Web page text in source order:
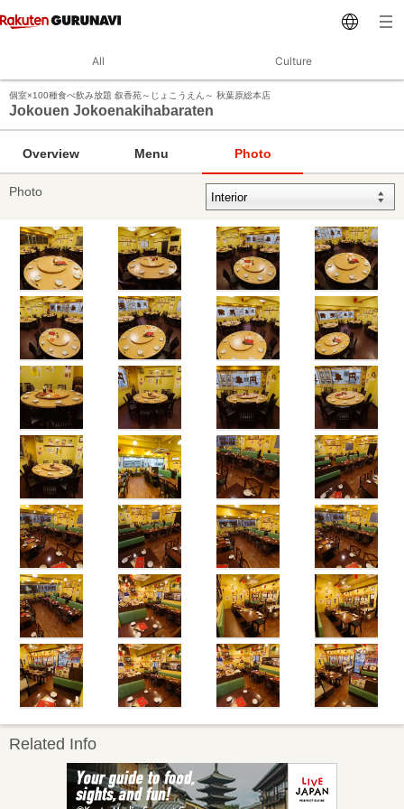
All Culture
個室×100種食べ飲み放題 叙香苑～じょこうえん～ 秋葉原総本店
Jokouen Jokoenakihabaraten
Overview Menu Photo
Photo
Related Info